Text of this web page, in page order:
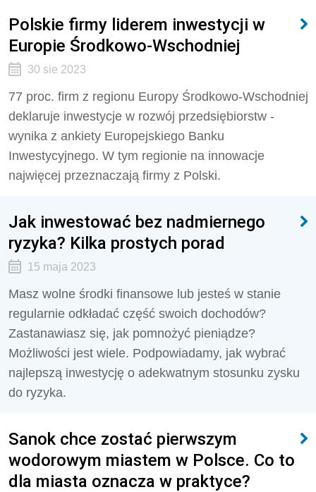
Polskie firmy liderem inwestycji w
Europie Środkowo-Wschodniej
30 sie 2023
77 proc. firm z regionu Europy Środkowo-Wschodniej
deklaruje inwestycje w rozwój przedsiębiorstw -
wynika z ankiety Europejskiego Banku
Inwestycyjnego. W tym regionie na innowacje
najwięcej przeznaczają firmy z Polski.
Jak inwestować bez nadmiernego
ryzyka? Kilka prostych porad
15 maja 2023
Masz wolne środki finansowe lub jesteś w stanie
regularnie odkładać część swoich dochodów?
Zastanawiasz się, jak pomnożyć pieniądze?
Możliwości jest wiele. Podpowiadamy, jak wybrać
najlepszą inwestycję o adekwatnym stosunku zysku
do ryzyka.
Sanok chce zostać pierwszym
wodorowym miastem w Polsce. Co to
dla miasta oznacza w praktyce?